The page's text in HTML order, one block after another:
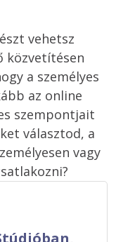
vehetsz
közvetítésen
a személyes
az online
szempontjait
választod, a
vagy